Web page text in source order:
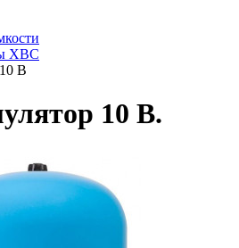
ХВС
В
10 В.